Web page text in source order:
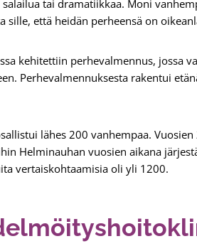
tai dramatiikkaa. Moni
sille, että heidän perheensä on
kehitettiin perhevalmennus, jossa
Perhevalmennuksesta rakentui
lähes 200 vanhempaa.
Helminauhan vuosien aikana
vertaiskohtaamisia oli yli 1200.